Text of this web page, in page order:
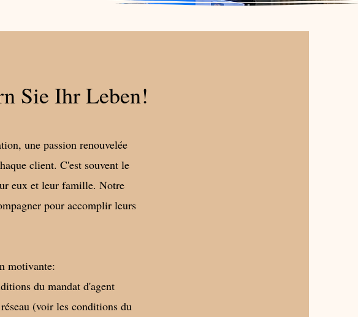
Sie Ihr Leben!
une passion renouvelée
client. C'est souvent le
eux et leur famille. Notre
pour accomplir leurs
motivante:
du mandat d'agent
(voir les conditions du